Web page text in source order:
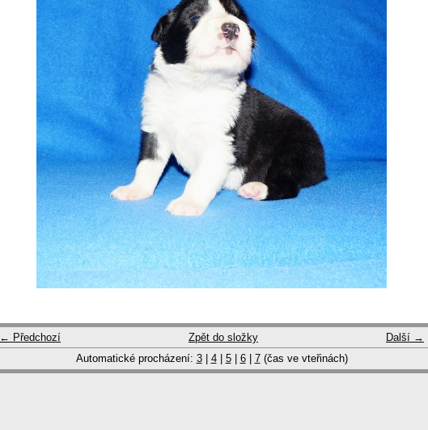
← Předchozí Další →
Zpět do složky
Automatické procházení: 3| 4| 5| 6| 7(čas ve vteřinách)